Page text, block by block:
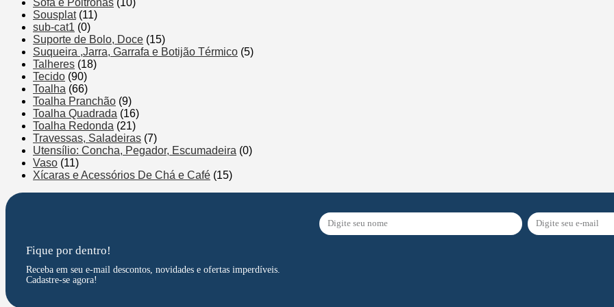
Sofá e Poltronas (10)
Sousplat (11)
sub-cat1 (0)
Suporte de Bolo, Doce (15)
Suqueira ,Jarra, Garrafa e Botijão Térmico (5)
Talheres (18)
Tecido (90)
Toalha (66)
Toalha Pranchão (9)
Toalha Quadrada (16)
Toalha Redonda (21)
Travessas, Saladeiras (7)
Utensílio: Concha, Pegador, Escumadeira (0)
Vaso (11)
Xícaras e Acessórios De Chá e Café (15)
Fique por dentro!
Receba em seu e-mail descontos, novidades e ofertas imperdíveis.
Cadastre-se agora!